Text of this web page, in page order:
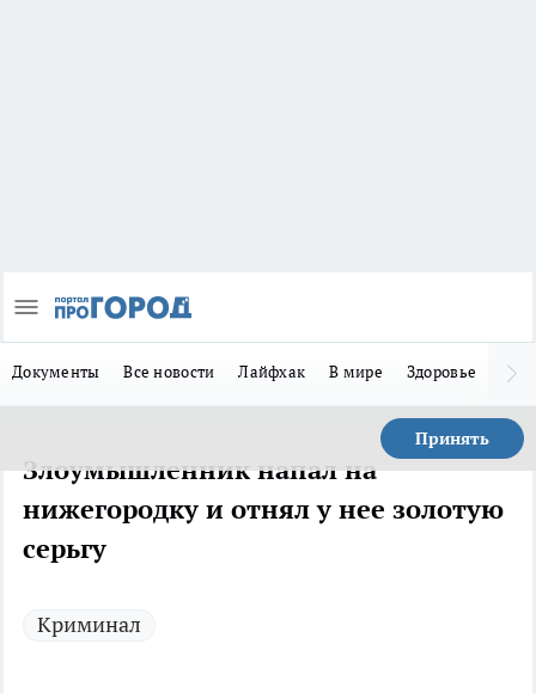
Документы Все новости Лайфхак В мире Здоровье
Принять
Злоумышленник напал на
нижегородку и отнял у нее золотую
серьгу
Криминал